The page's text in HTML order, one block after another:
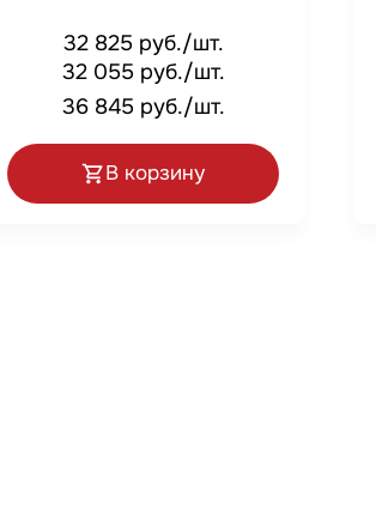
32 825 руб./шт.
32 055 руб./шт.
36 845 руб./шт.
В корзину